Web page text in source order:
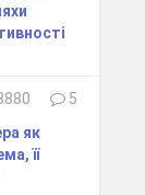
5
як
її